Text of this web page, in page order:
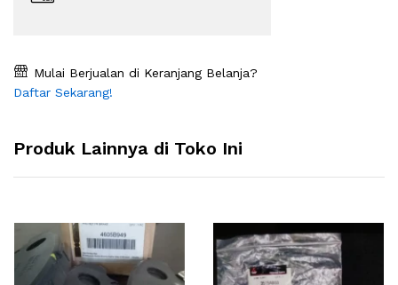
Mulai Berjualan di Keranjang Belanja?
Daftar Sekarang!
Produk Lainnya di Toko Ini